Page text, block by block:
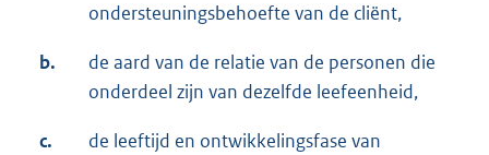
ondersteuningsbehoefte van de cliënt,
b.
de aard van de relatie van de personen die
onderdeel zijn van dezelfde leefeenheid,
c.
de leeftijd en ontwikkelingsfase van